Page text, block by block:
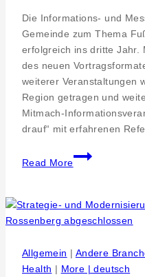
Pfullingen
an
der
Weltspitze
Die Informations- und
Gemeinde zum Thema
erfolgreich ins dritte Jahr.
des neuen
weiterer Veranstaltungen
Region getragen und
Mitmach-
drauf“ mit erfahrenen
Read More
Reutlingen.
Neues
Workshop-
Format
Allgemein | Andere
Health | More | deutsch